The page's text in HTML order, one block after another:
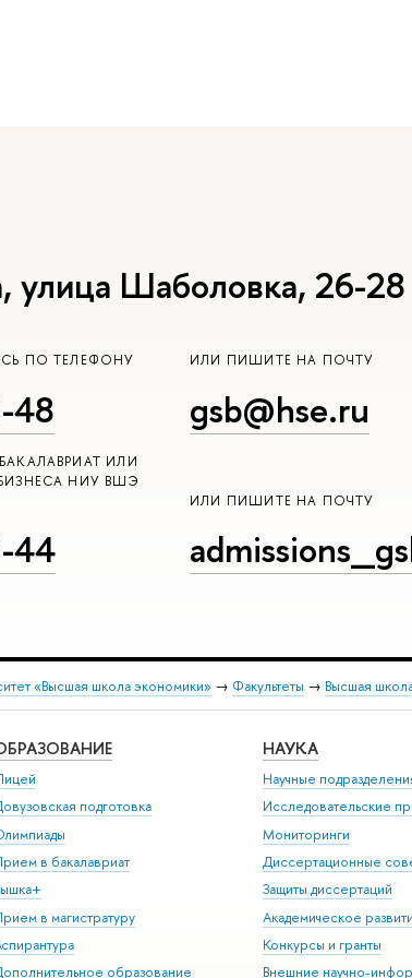
улица Шаболовка, 26-28
ПО ТЕЛЕФОНУ
48
ИЛИ ПИШИТЕ НА ПОЧТУ
gsb@hse.ru
ИЛИ
НИУ ВШЭ
44
ИЛИ ПИШИТЕ НА ПОЧТУ
«Высшая школа экономики» → Факультеты → Высшая
подготовка
в бакалавриат
в магистратуру
образование
НАУКА
Научные
Исследовательские
Мониторинги
Диссертационные
Защиты диссертаций
Академическое
Конкурсы и гранты
Внешние научно-